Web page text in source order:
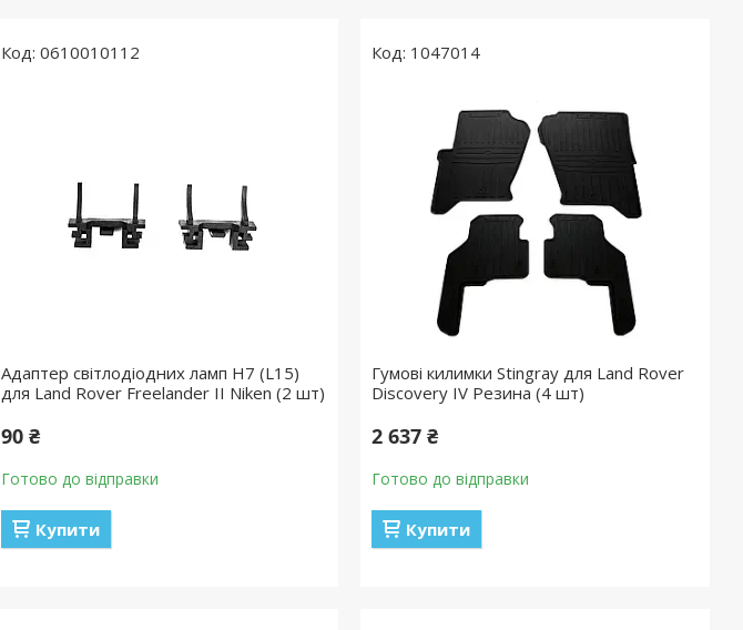
0610010112
Адаптер світлодіодних ламп H7 (L15)
для Land Rover Freelander II Niken (2 шт)
90 ₴
Готово до відправки
Купити
1047014
Гумові килимки Stingray для Land Rover
Discovery IV Резина (4 шт)
2 637 ₴
Готово до відправки
Купити